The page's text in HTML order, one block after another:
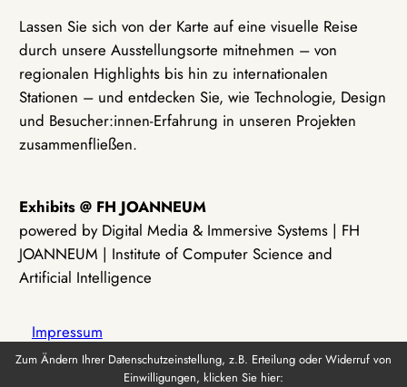
Lassen Sie sich von der Karte auf eine visuelle Reise
durch unsere Ausstellungsorte mitnehmen – von
regionalen Highlights bis hin zu internationalen
Stationen – und entdecken Sie, wie Technologie, Design
und Besucher:innen-Erfahrung in unseren Projekten
zusammenfließen.
Exhibits @ FH JOANNEUM
powered by Digital Media & Immersive Systems | FH
JOANNEUM | Institute of Computer Science and
Artificial Intelligence
Impressum
Zum Ändern Ihrer Datenschutzeinstellung, z.B. Erteilung oder Widerruf von
Einwilligungen, klicken Sie hier: